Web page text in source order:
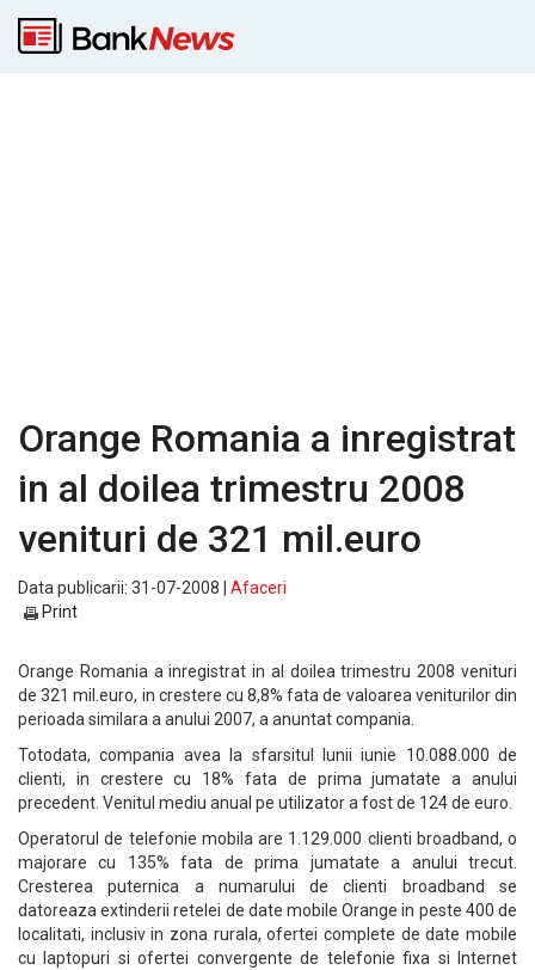
Orange Romania a inregistrat
in al doilea trimestru 2008
venituri de 321 mil.euro
Data publicarii: 31-07-2008 | Afaceri
Print
Orange Romania a inregistrat in al doilea trimestru 2008 venituri
de 321 mil.euro, in crestere cu 8,8% fata de valoarea veniturilor din
perioada similara a anului 2007, a anuntat compania.
Totodata, compania avea la sfarsitul lunii iunie 10.088.000 de
clienti, in crestere cu 18% fata de prima jumatate a anului
precedent. Venitul mediu anual pe utilizator a fost de 124 de euro.
Operatorul de telefonie mobila are 1.129.000 clienti broadband, o
majorare cu 135% fata de prima jumatate a anului trecut.
Cresterea puternica a numarului de clienti broadband se
datoreaza extinderii retelei de date mobile Orange in peste 400 de
localitati, inclusiv in zona rurala, ofertei complete de date mobile
cu laptopuri si ofertei convergente de telefonie fixa si Internet